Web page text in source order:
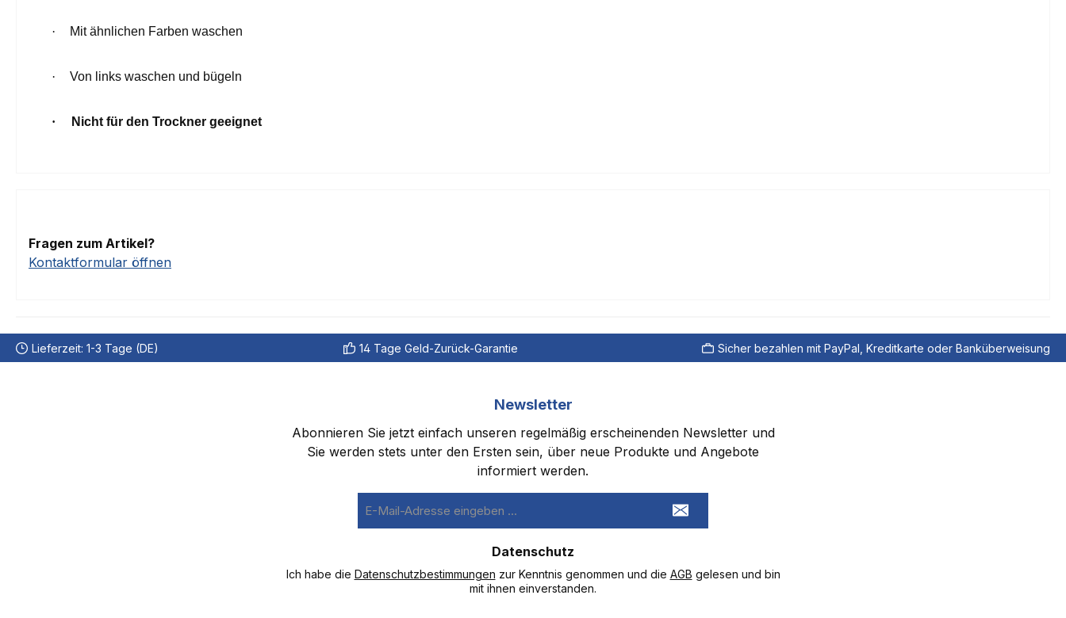
· Mit ähnlichen Farben waschen
· Von links waschen und bügeln
· Nicht für den Trockner geeignet
Fragen zum Artikel?
Kontaktformular öffnen
Lieferzeit: 1-3 Tage (DE) 14 Tage Geld-Zurück-Garantie Sicher bezahlen mit PayPal, Kreditkarte oder Banküberweisung
Newsletter
Abonnieren Sie jetzt einfach unseren regelmäßig erscheinenden Newsletter und
Sie werden stets unter den Ersten sein, über neue Produkte und Angebote
informiert werden.
Mail-
Datenschutz
Ich habe die Datenschutzbestimmungen zur Kenntnis genommen und die AGB gelesen und bin
mit ihnen einverstanden.